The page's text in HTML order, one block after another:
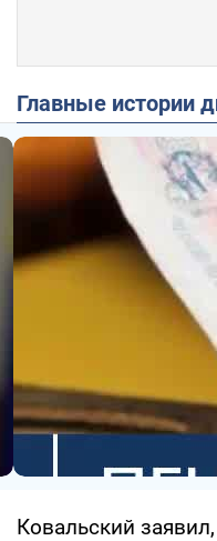
Главные истории
Ковальский